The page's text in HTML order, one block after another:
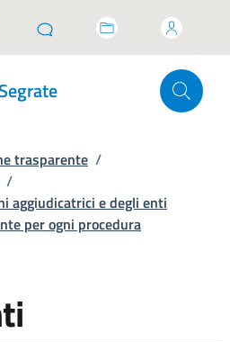
trasparente /
/
aggiudicatrici e degli enti
per ogni procedura